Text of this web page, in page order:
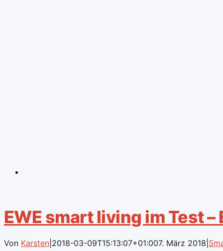
EWE smart living im Test
Von Karsten 2018-03-09T15:13:07+01:007. März 2018